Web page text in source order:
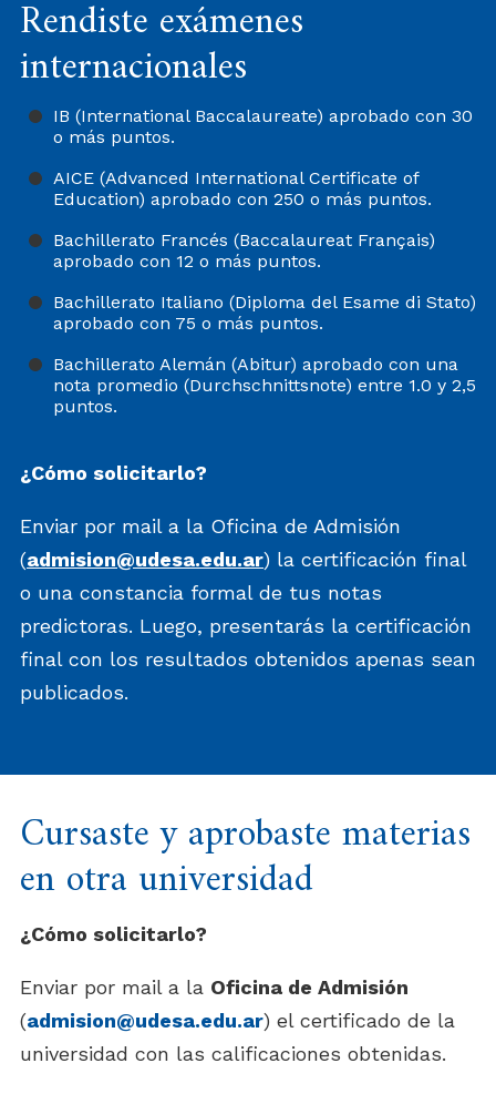
Rendiste exámenes
internacionales
IB (International Baccalaureate) aprobado con 30
o más puntos.
AICE (Advanced International Certificate of
Education) aprobado con 250 o más puntos.
Bachillerato Francés (Baccalaureat Français)
aprobado con 12 o más puntos.
Bachillerato Italiano (Diploma del Esame di Stato)
aprobado con 75 o más puntos.
Bachillerato Alemán (Abitur) aprobado con una
nota promedio (Durchschnittsnote) entre 1.0 y 2,5
puntos.
¿Cómo solicitarlo?
Enviar por mail a la Oficina de Admisión
(admision@udesa.edu.ar) la certificación final
o una constancia formal de tus notas
predictoras. Luego, presentarás la certificación
final con los resultados obtenidos apenas sean
publicados.
Cursaste y aprobaste materias
en otra universidad
¿Cómo solicitarlo?
Enviar por mail a la Oficina de Admisión
(admision@udesa.edu.ar) el certificado de la
universidad con las calificaciones obtenidas.